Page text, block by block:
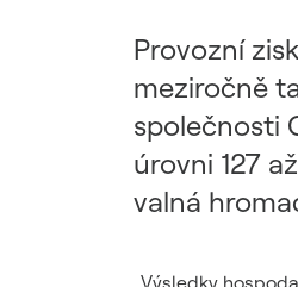
Provozní
meziročně
společnosti
úrovni 127
valná
„Výsledky